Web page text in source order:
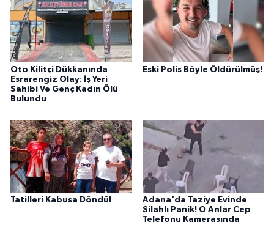
Oto Kilitçi Dükkanında
Esrarengiz Olay: İş Yeri
Sahibi Ve Genç Kadın Ölü
Bulundu
Eski Polis Böyle Öldürülmüş!
Tatilleri Kabusa Döndü!
Adana'da Taziye Evinde
Silahlı Panik! O Anlar Cep
Telefonu Kamerasında